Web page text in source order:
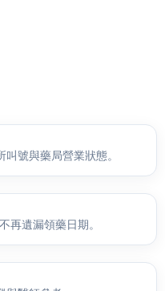
號與藥局營業狀態。
再遺漏領藥日期。